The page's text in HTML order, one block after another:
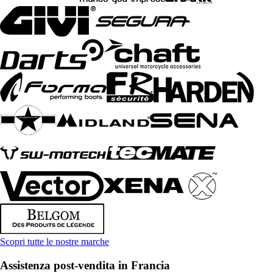
Scopri tutte le nostre marche
Assistenza post-vendita in Francia